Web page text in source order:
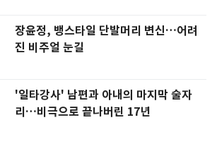
장윤정, 뱅스타일 단발머리 변신…어려
진 비주얼 눈길
'일타강사' 남편과 아내의 마지막 술자
리…비극으로 끝나버린 17년